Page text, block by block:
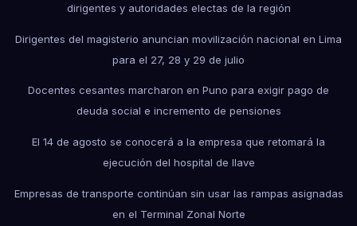
dirigentes y autoridades electas de la región
Dirigentes del magisterio anuncian movilización nacional en Lima
para el 27, 28 y 29 de julio
Docentes cesantes marcharon en Puno para exigir pago de
deuda social e incremento de pensiones
El 14 de agosto se conocerá a la empresa que retomará la
ejecución del hospital de Ilave
Empresas de transporte continúan sin usar las rampas asignadas
en el Terminal Zonal Norte